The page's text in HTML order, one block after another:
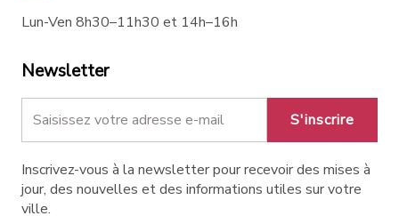
Lun-Ven 8h30–11h30 et 14h–16h
Newsletter
S'inscrire
Inscrivez-vous à la newsletter pour recevoir des mises à
jour, des nouvelles et des informations utiles sur votre
ville.